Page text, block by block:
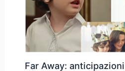
Far Away: